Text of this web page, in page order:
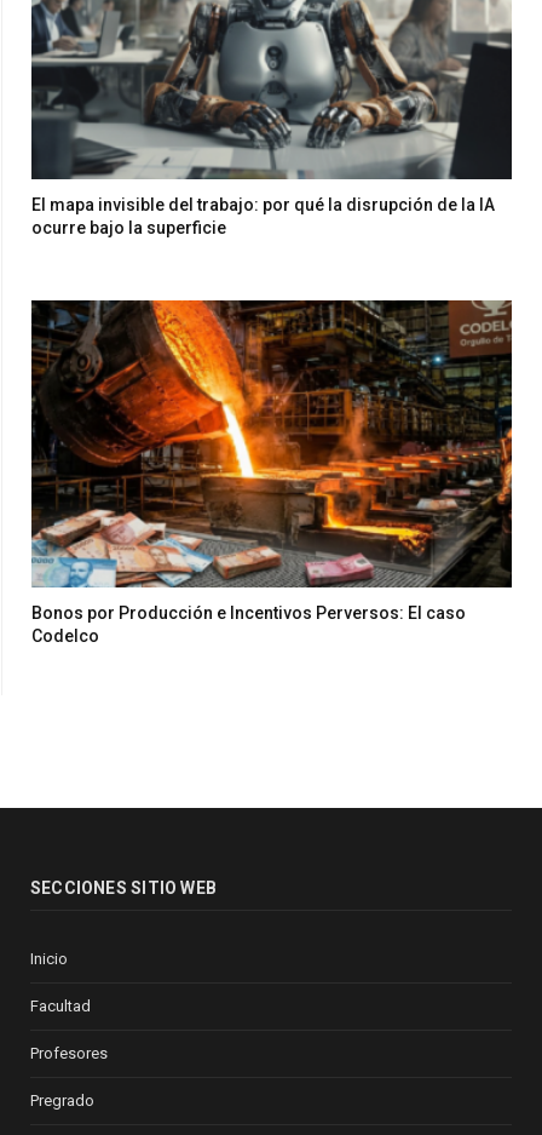
El mapa invisible del trabajo: por qué la disrupción de la IA
ocurre bajo la superficie
Bonos por Producción e Incentivos Perversos: El caso
Codelco
SECCIONES SITIO WEB
Inicio
Facultad
Profesores
Pregrado